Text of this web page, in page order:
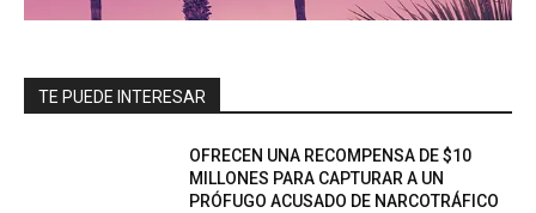
TE PUEDE INTERESAR
OFRECEN UNA RECOMPENSA DE $10
MILLONES PARA CAPTURAR A UN
PRÓFUGO ACUSADO DE NARCOTRÁFICO